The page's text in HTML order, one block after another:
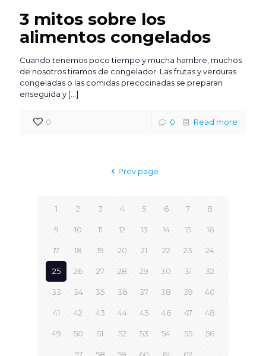
3 mitos sobre los
alimentos congelados
Cuando tenemos poco tiempo y mucha hambre, muchos
de nosotros tiramos de congelador. Las frutas y verduras
congeladas o las comidas precocinadas se preparan
enseguida y […]
0 0 Read more
Prev page
1 2 3 4 5 6 7 8
9 10 11 12 13 14 15 16
17 18 19 20 21 22 23 24
25 26 27 28 29 30 31 32
33 34 35 36 37 38 39 40
41 42 43 44 45 46 47 48
49 50 51 52 53 54 55 56